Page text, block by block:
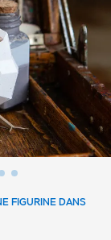
FIGURINE DANS